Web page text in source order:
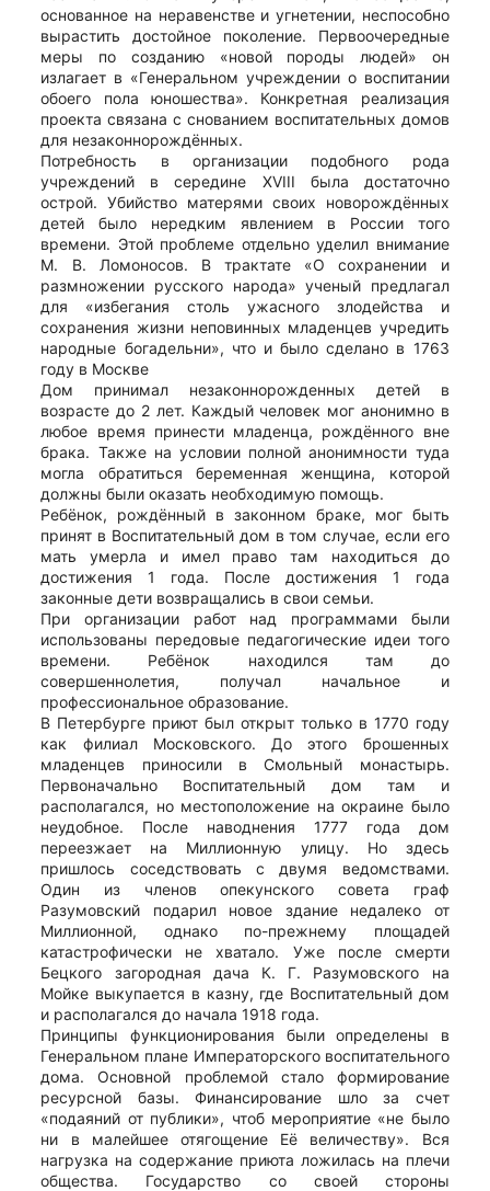
основанное на неравенстве и угнетении, неспособно
вырастить достойное поколение. Первоочередные
меры по созданию «новой породы людей» он
излагает в «Генеральном учреждении о воспитании
обоего пола юношества». Конкретная реализация
проекта связана с снованием воспитательных домов
для незаконнорождённых.
Потребность в организации подобного рода
учреждений в середине XVIII была достаточно
острой. Убийство матерями своих новорождённых
детей было нередким явлением в России того
времени. Этой проблеме отдельно уделил внимание
М. В. Ломоносов. В трактате «О сохранении и
размножении русского народа» ученый предлагал
для «избегания столь ужасного злодейства и
сохранения жизни неповинных младенцев учредить
народные богадельни», что и было сделано в 1763
году в Москве
Дом принимал незаконнорожденных детей в
возрасте до 2 лет. Каждый человек мог анонимно в
любое время принести младенца, рождённого вне
брака. Также на условии полной анонимности туда
могла обратиться беременная женщина, которой
должны были оказать необходимую помощь.
Ребёнок, рождённый в законном браке, мог быть
принят в Воспитательный дом в том случае, если его
мать умерла и имел право там находиться до
достижения 1 года. После достижения 1 года
законные дети возвращались в свои семьи.
При организации работ над программами были
использованы передовые педагогические идеи того
времени. Ребёнок находился там до
совершеннолетия, получал начальное и
профессиональное образование.
В Петербурге приют был открыт только в 1770 году
как филиал Московского. До этого брошенных
младенцев приносили в Смольный монастырь.
Первоначально Воспитательный дом там и
располагался, но местоположение на окраине было
неудобное. После наводнения 1777 года дом
переезжает на Миллионную улицу. Но здесь
пришлось соседствовать с двумя ведомствами.
Один из членов опекунского совета граф
Разумовский подарил новое здание недалеко от
Миллионной, однако по-прежнему площадей
катастрофически не хватало. Уже после смерти
Бецкого загородная дача К. Г. Разумовского на
Мойке выкупается в казну, где Воспитательный дом
и располагался до начала 1918 года.
Принципы функционирования были определены в
Генеральном плане Императорского воспитательного
дома. Основной проблемой стало формирование
ресурсной базы. Финансирование шло за счет
«подаяний от публики», чтоб мероприятие «не было
ни в малейшее отягощение Её величеству». Вся
нагрузка на содержание приюта ложилась на плечи
общества. Государство со своей стороны